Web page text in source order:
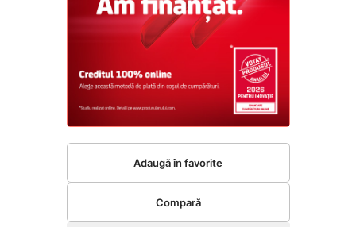
Adaugă în favorite
Compară